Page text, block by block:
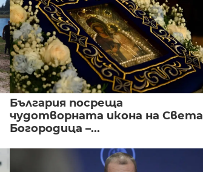
България посреща
чудотворната икона на Света
Богородица –...